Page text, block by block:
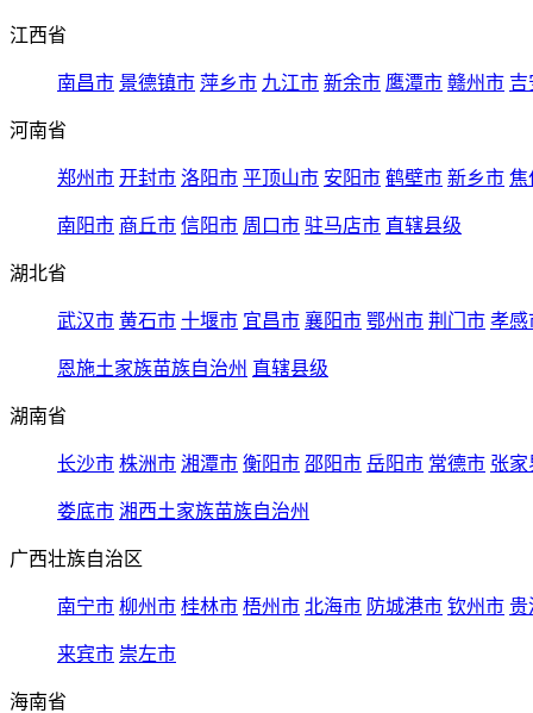
江西省
南昌市 景德镇市 萍乡市 九江市 新余市 鹰潭市 赣州市 吉
河南省
郑州市 开封市 洛阳市 平顶山市 安阳市 鹤壁市 新乡市 焦
南阳市 商丘市 信阳市 周口市 驻马店市 直辖县级
湖北省
武汉市 黄石市 十堰市 宜昌市 襄阳市 鄂州市 荆门市 孝感
恩施土家族苗族自治州 直辖县级
湖南省
长沙市 株洲市 湘潭市 衡阳市 邵阳市 岳阳市 常德市 张家
娄底市 湘西土家族苗族自治州
广西壮族自治区
南宁市 柳州市 桂林市 梧州市 北海市 防城港市 钦州市 贵
来宾市 崇左市
海南省